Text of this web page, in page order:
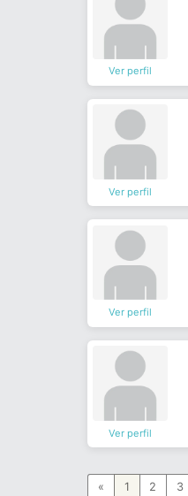
Ver perfil
Ver perfil
Ver perfil
Ver perfil
« 1 2 3